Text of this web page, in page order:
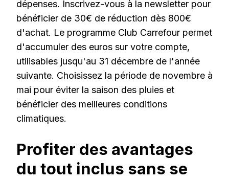
dépenses. Inscrivez-vous à la newsletter pour
bénéficier de 30€ de réduction dès 800€
d'achat. Le programme Club Carrefour permet
d'accumuler des euros sur votre compte,
utilisables jusqu'au 31 décembre de l'année
suivante. Choisissez la période de novembre à
mai pour éviter la saison des pluies et
bénéficier des meilleures conditions
climatiques.
Profiter des avantages
du tout inclus sans se